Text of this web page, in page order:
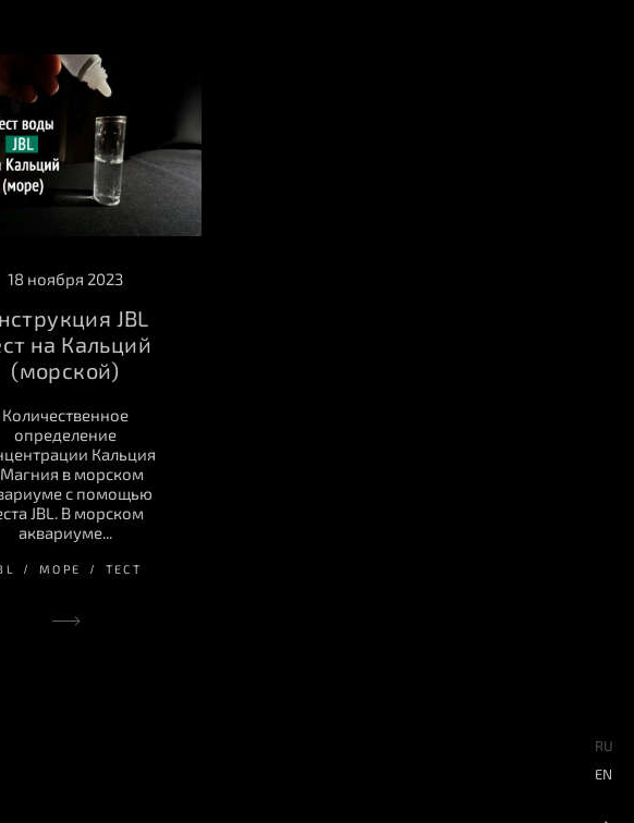
18 ноября 2023
JBL
на Кальций
(морской)
Количественное
определение
Кальция
в морском
с помощью
JBL. В морском
аквариуме...
МОРЕ ТЕСТ
RU
EN